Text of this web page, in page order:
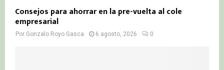
Consejos para ahorrar en la pre-vuelta al cole
empresarial
Por Gonzalo Royo Gasca 6 agosto, 2026 0